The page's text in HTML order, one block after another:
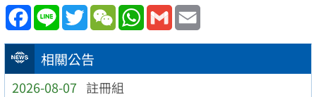
相關公告
2026-08-07 註冊組
Facebook
Line TwitterWeChatWhatsApp
Gmail